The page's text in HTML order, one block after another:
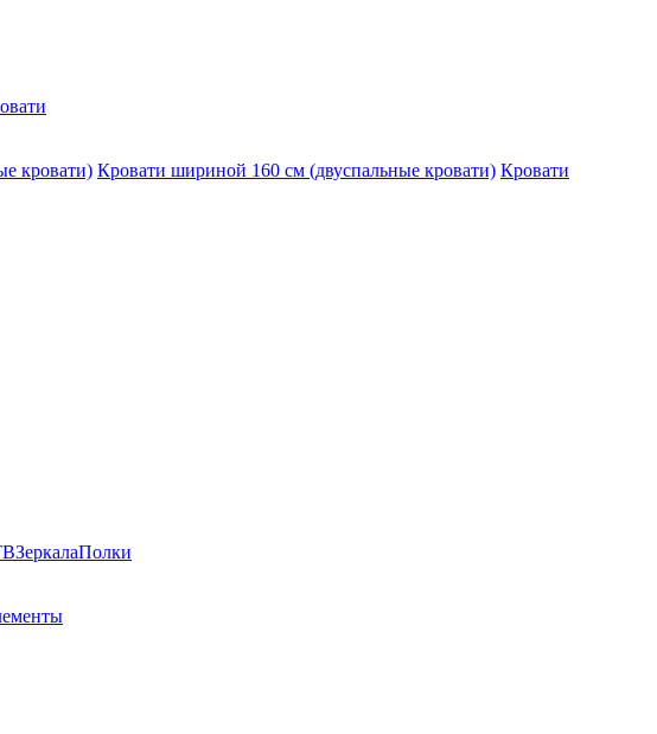
кровати) Кровати шириной 160 см (двуспальные кровати) Кровати
ЗеркалаПолки